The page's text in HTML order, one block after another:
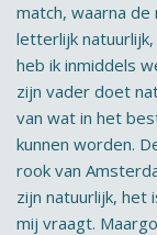
match, waarna
letterlijk
heb ik inmiddels
zijn vader doet
van wat in het
kunnen worden.
rook van
zijn natuurlijk, het
mij vraagt.